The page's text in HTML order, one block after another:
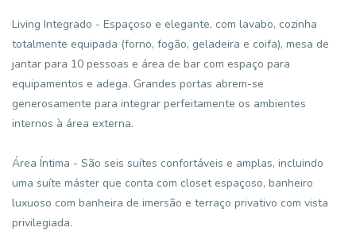
Living Integrado - Espaçoso e elegante, com lavabo, cozinha
totalmente equipada (forno, fogão, geladeira e coifa), mesa de
jantar para 10 pessoas e área de bar com espaço para
equipamentos e adega. Grandes portas abrem-se
generosamente para integrar perfeitamente os ambientes
internos à área externa.
Área Íntima - São seis suítes confortáveis e amplas, incluindo
uma suíte máster que conta com closet espaçoso, banheiro
luxuoso com banheira de imersão e terraço privativo com vista
privilegiada.